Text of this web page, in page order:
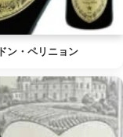
ドン・ペリニョン